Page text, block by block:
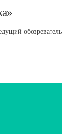
обозреватель